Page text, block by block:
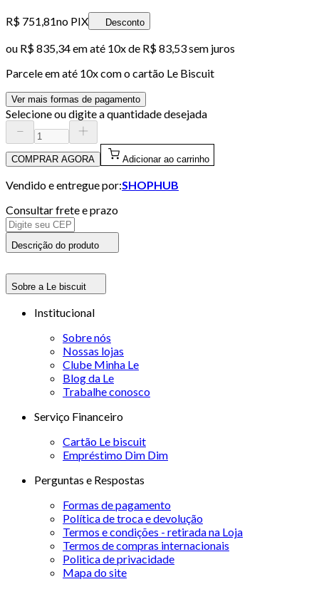
R$ 751,81no PIX Desconto
ou R$ 835,34em até 10x de R$ 83,53 sem juros
Parcele em até 10x com o cartão Le Biscuit
Ver mais formas de pagamento
Selecione ou digite a quantidade desejada
COMPRAR AGORA Adicionar ao carrinho
Vendido e entregue por:SHOPHUB
Consultar frete e prazo
Descrição do produto
Sobre a Le biscuit
Institucional
Sobre nós
Nossas lojas
Clube Minha Le
Blog da Le
Trabalhe conosco
Serviço Financeiro
Cartão Le biscuit
Empréstimo Dim Dim
Perguntas e Respostas
Formas de pagamento
Política de troca e devolução
Termos e condições - retirada na Loja
Termos de compras internacionais
Politica de privacidade
Mapa do site